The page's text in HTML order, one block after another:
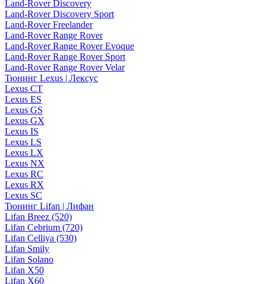
Land-Rover Discovery
Land-Rover Discovery Sport
Land-Rover Freelander
Land-Rover Range Rover
Land-Rover Range Rover Evoque
Land-Rover Range Rover Sport
Land-Rover Range Rover Velar
Тюнинг Lexus | Лексус
Lexus CT
Lexus ES
Lexus GS
Lexus GX
Lexus IS
Lexus LS
Lexus LX
Lexus NX
Lexus RC
Lexus RX
Lexus SC
Тюнинг Lifan | Лифан
Lifan Breez (520)
Lifan Cebrium (720)
Lifan Celliya (530)
Lifan Smily
Lifan Solano
Lifan X50
Lifan X60